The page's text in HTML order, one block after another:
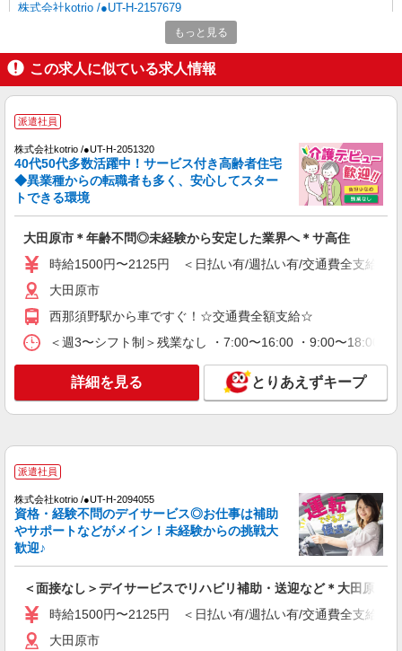
株式会社kotrio /●UT-H-2157679
大田原市＊障がい者デイサービスSTAFF大募
集！無資格・未経験歓迎
時給1500円〜2125円 ＜日払い有/週払い有/交
通費全支給(ガソリン代含む)＞
キープ 詳細を見る
派遣社員
株式会社kotrio /●UT-H-2117642
3〜×残業なし
時給1500円〜2125円 ＜日払い有/週払い有/交
キープ 詳細を見る
株式会社kotrio /●UT-H-2156203
大田原市内多数 マイカー通勤OK
詳細を見る
派遣社員
<大田原市>高時給&シフト柔軟でいいとこ取り
もっと見る
この求人に似ている求人情報
派遣社員
株式会社kotrio /●UT-H-2051320
40代50代多数活躍中！サービス付き高齢者住宅
◆異業種からの転職者も多く、安心してスター
トできる環境
大田原市＊年齢不問◎未経験から安定した業界へ＊サ高住
時給1500円〜2125円 ＜日払い有/週払い有/交通費全支給(ガ
大田原市
西那須野駅から車ですぐ！☆交通費全額支給☆
＜週3〜シフト制＞残業なし ・7:00〜16:00 ・9:00〜
詳細を見る とりあえずキープ
派遣社員
株式会社kotrio /●UT-H-2094055
資格・経験不問のデイサービス◎お仕事は補助
やサポートなどがメイン！未経験からの挑戦大
歓迎♪
＜面接なし＞デイサービスでリハビリ補助・送迎など＊大田原市
時給1500円〜2125円 ＜日払い有/週払い有/交通費全支給(ガ
大田原市